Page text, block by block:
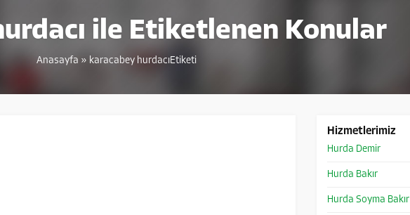
ile Etiketlenen Konular
Anasayfa » karacabey hurdacıEtiketi
Hizmetlerimiz
Hurda Demir
Hurda Bakır
Hurda Soyma Bakır